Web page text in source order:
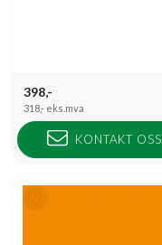
398,-
318,- eks.mva
KONTAKT OSS